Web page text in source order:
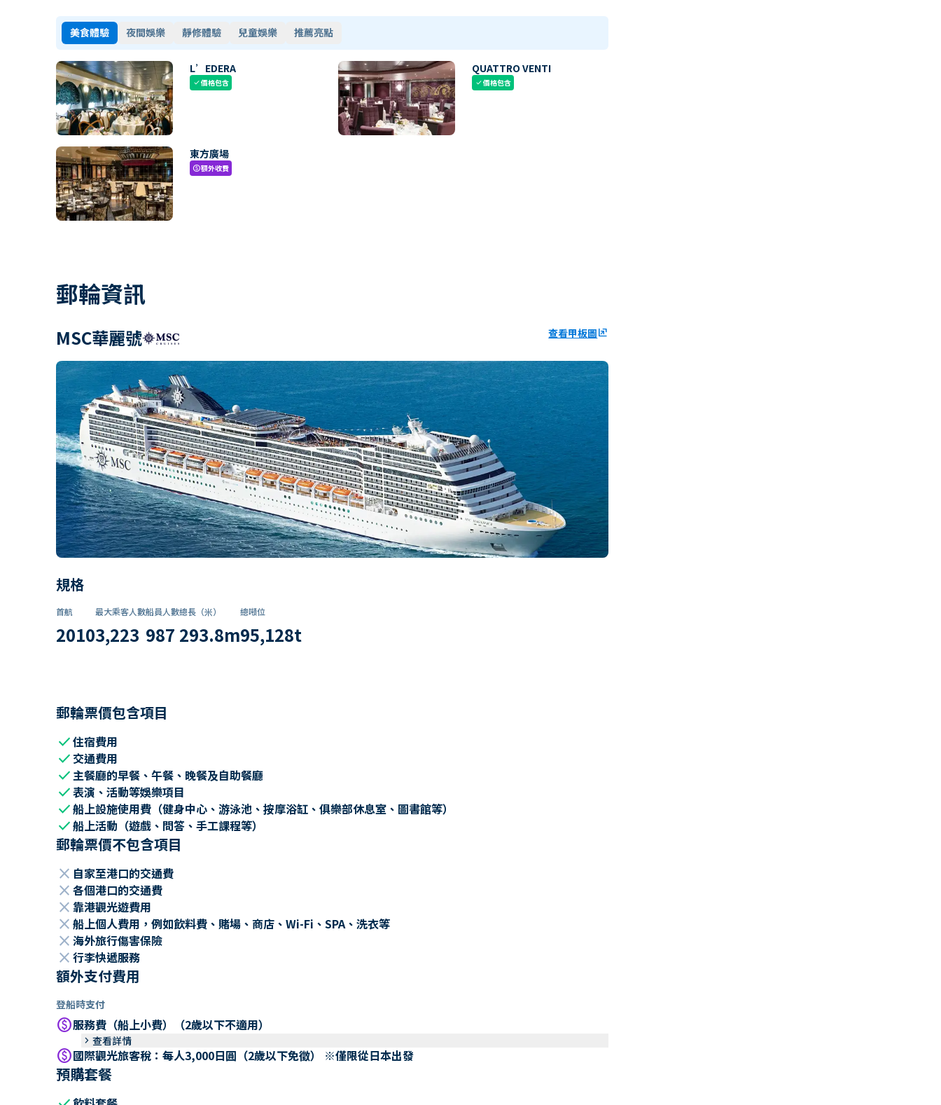
美食體驗 夜間娛樂 靜修體驗 兒童娛樂 推薦亮點
L’EDERA
check價格包含
QUATTRO VENTI
check價格包含
東方廣場
paid額外收費
郵輪資訊
MSC華麗號 查看甲板圖ungroup
規格
首航
2010
最大乘客人數
3,223
船員人數
987
總長（米）
293.8m
總噸位
95,128t
郵輪票價包含項目
check住宿費用
check 交通費用
check主餐廳的早餐、午餐、晚餐及自助餐廳
check表演、活動等娛樂項目
check船上設施使用費（健身中心、游泳池、按摩浴缸、俱樂部休息室、圖書館等）
check船上活動（遊戲、問答、手工課程等）
郵輪票價不包含項目
close 自家至港口的交通費
close 各個港口的交通費
close 靠港觀光遊費用
close 船上個人費用，例如飲料費、賭場、商店、Wi-Fi、SPA、洗衣等
close 海外旅行傷害保險
close 行李快遞服務
額外支付費用
登船時支付
paid服務費（船上小費）（2歲以下不適用）
keyboard_arrow_right 查看詳情
paid國際觀光旅客稅：每人3,000日圓（2歲以下免徵） ※僅限從日本出發
預購套餐